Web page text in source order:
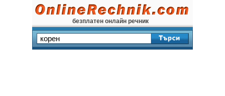
безплатен онлайн речник